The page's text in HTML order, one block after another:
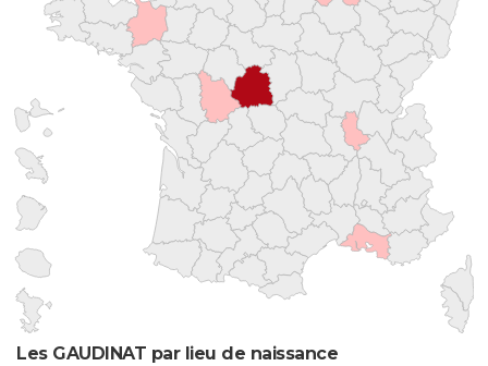
Les GAUDINAT par lieu de naissance